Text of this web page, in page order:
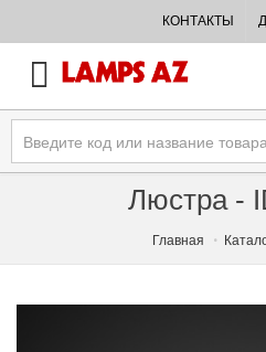
КОНТАКТЫ
Люстра -
Главная